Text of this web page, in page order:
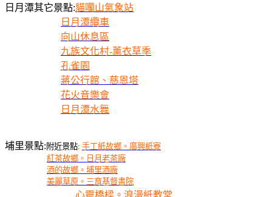
日月潭其它景點:貓囒山氣象站
日月潭纜車
向山休息區
九族文化村-薰衣草季
孔雀園
蔣公行館、慈恩塔
花火音樂會
日月潭水舞
埔里景點: 附近景點: 手工紙故鄉。廣興紙寮
紅茶故鄉。日月老茶廠
酒的故鄉。埔里酒廠
美麗草原。三育基督書院
心靈橋樑。浪漫紙教堂